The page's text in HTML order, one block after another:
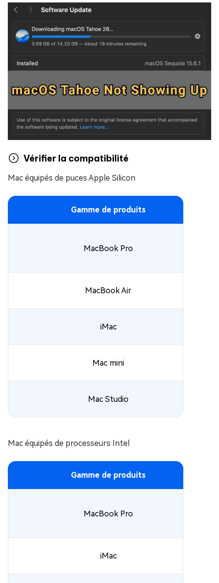
Vérifier la compatibilité
Mac équipés de puces Apple Silicon
Gamme de produits
MacBook Pro
MacBook Air
iMac
Mac mini
Mac Studio
Mac équipés de processeurs Intel
Gamme de produits
MacBook Pro
iMac